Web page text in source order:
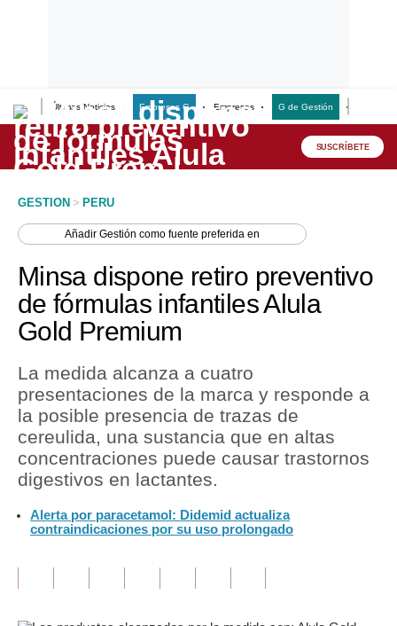
Últimas Noticias Empresas G Empresas G de Gestión
Lo último
Peru Quiosco
Economía
Mercados
Política
Tu Dinero
Finanzas Personales
Plus G
Opinión
SUSCRÍBETE
GESTION > PERU
AñadirGestión como fuente preferida en
Minsa dispone retiro preventivo
de fórmulas infantiles Alula
Gold Premium
La medida alcanza a cuatro
presentaciones de la marca y responde a
la posible presencia de trazas de
cereulida, una sustancia que en altas
concentraciones puede causar trastornos
digestivos en lactantes.
Alerta por paracetamol: Didemid actualiza
contraindicaciones por su uso prolongado